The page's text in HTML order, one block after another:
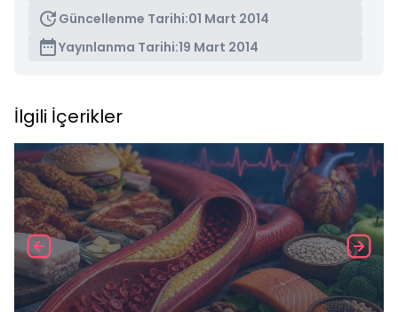
Güncellenme Tarihi:01 Mart 2014
Yayınlanma Tarihi:19 Mart 2014
İlgili İçerikler